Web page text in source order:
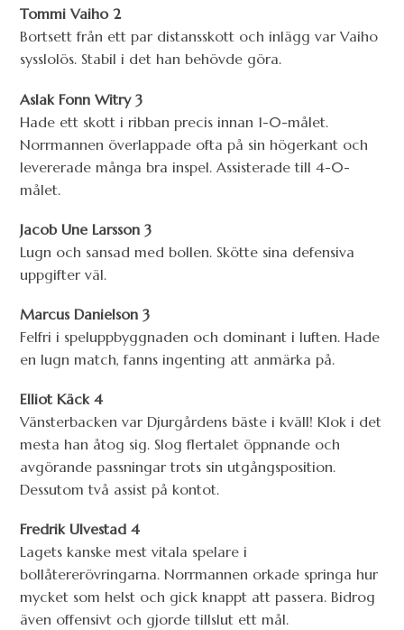
Tommi Vaiho 2
Bortsett från ett par distansskott och inlägg var Vaiho
sysslolös. Stabil i det han behövde göra.
Aslak Fonn Witry 3
Hade ett skott i ribban precis innan 1-0-målet.
Norrmannen överlappade ofta på sin högerkant och
levererade många bra inspel. Assisterade till 4-0-
målet.
Jacob Une Larsson 3
Lugn och sansad med bollen. Skötte sina defensiva
uppgifter väl.
Marcus Danielson 3
Felfri i speluppbyggnaden och dominant i luften. Hade
en lugn match, fanns ingenting att anmärka på.
Elliot Käck 4
Vänsterbacken var Djurgårdens bäste i kväll! Klok i det
mesta han åtog sig. Slog flertalet öppnande och
avgörande passningar trots sin utgångsposition.
Dessutom två assist på kontot.
Fredrik Ulvestad 4
Lagets kanske mest vitala spelare i
bollåtererövringarna. Norrmannen orkade springa hur
mycket som helst och gick knappt att passera. Bidrog
även offensivt och gjorde tillslut ett mål.